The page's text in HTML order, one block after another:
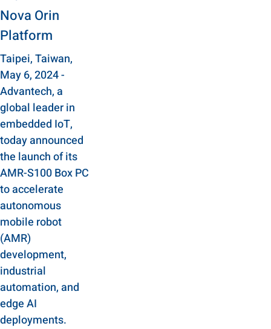
Nova Orin
Platform
Taipei, Taiwan,
May 6, 2024 -
Advantech, a
global leader in
embedded IoT,
today announced
the launch of its
AMR-S100 Box PC
to accelerate
autonomous
mobile robot
(AMR)
development,
industrial
automation, and
edge AI
deployments.